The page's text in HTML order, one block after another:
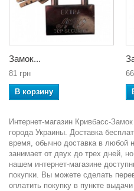
Замок...
81 грн
В корзину
Интернет-магазин Кривбасс-
города Украины. Доставка
время, обычно доставка в любой
занимает от двух до трех дней,
нашем интернет-магазине
покупки. Вы можете сделать
оплатить покупку в пункте